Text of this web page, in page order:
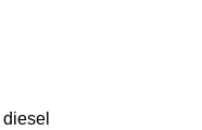
diesel